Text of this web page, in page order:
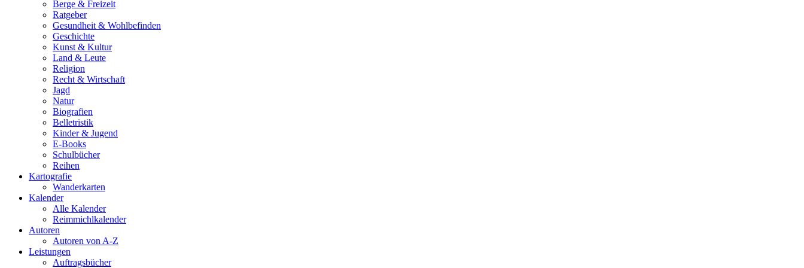
Berge & Freizeit
Ratgeber
Gesundheit & Wohlbefinden
Geschichte
Kunst & Kultur
Land & Leute
Religion
Recht & Wirtschaft
Jagd
Natur
Biografien
Belletristik
Kinder & Jugend
E-Books
Schulbücher
Reihen
Kartografie
Wanderkarten
Kalender
Alle Kalender
Reimmichlkalender
Autoren
Autoren von A-Z
Leistungen
Auftragsbücher